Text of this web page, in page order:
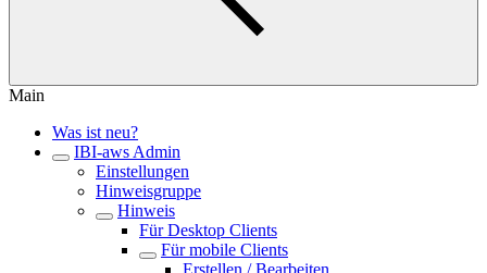
Main
Was ist neu?
IBI-aws Admin
Einstellungen
Hinweisgruppe
Hinweis
Für Desktop Clients
Für mobile Clients
Erstellen / Bearbeiten